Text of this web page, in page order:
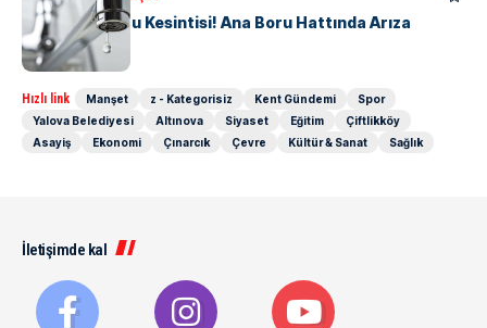
6 Mahallede Su Kesintisi! Ana Boru Hattında Arıza
Hızlı link Manşet z - Kategorisiz Kent Gündemi
Spor
Yalova Belediyesi
Altınova Siyaset Eğitim
Çiftlikköy
Asayiş
Ekonomi Çınarcık Çevre Kültür & Sanat Sağlık
İletişimde kal